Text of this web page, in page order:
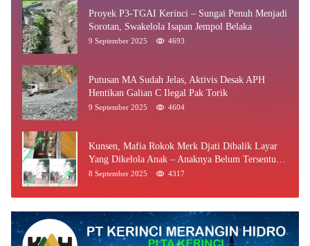
Proyek P3-TGAI Kerinci – Sungai Penuh Menjadi
Sorotan, Swakelola Isapan Jempol Belaka
9 September 2025 4693
Putusan MA Sudah Jelas, Aktivis Desak APH
Hentikan Galian C Ilegal Pak Torik
9 September 2025 4604
Kunsen, Mafia Rokok Merk Djati Dibalik Layar
Yang Dikelola Anak – Anaknya Belum Tersentuh
Bea Cukai Jambi
8 September 2025 4317